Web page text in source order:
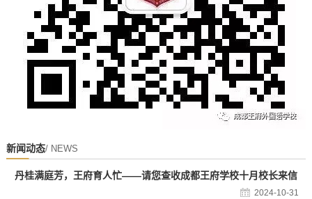
新闻动态/ NEWS
丹桂满庭芳，王府育人忙——请您查收成都王府学校十月校长来信
2024-10-31